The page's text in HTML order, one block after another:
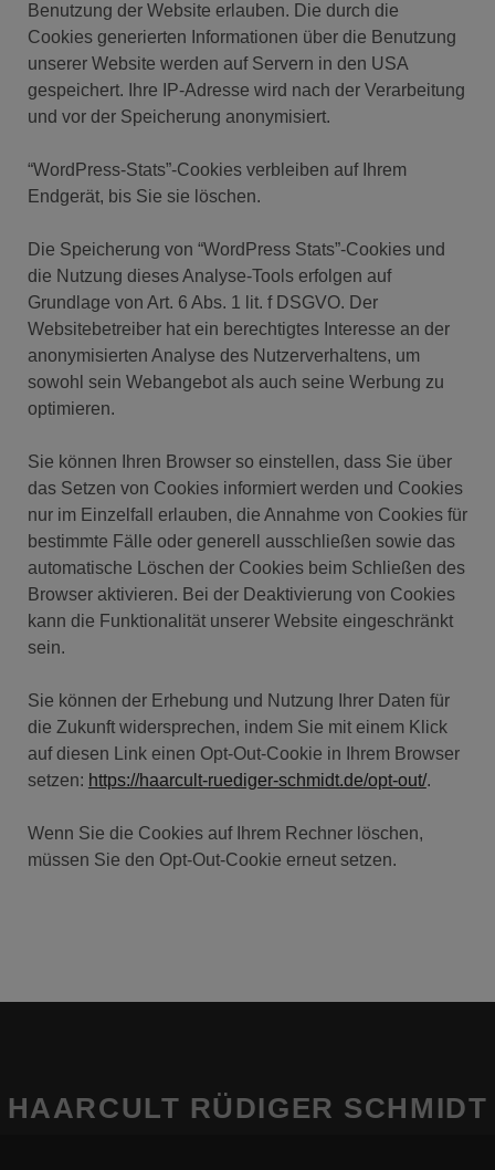
Benutzung der Website erlauben. Die durch die
Cookies generierten Informationen über die Benutzung
unserer Website werden auf Servern in den USA
gespeichert. Ihre IP-Adresse wird nach der Verarbeitung
und vor der Speicherung anonymisiert.
“WordPress-Stats”-Cookies verbleiben auf Ihrem
Endgerät, bis Sie sie löschen.
Die Speicherung von “WordPress Stats”-Cookies und
die Nutzung dieses Analyse-Tools erfolgen auf
Grundlage von Art. 6 Abs. 1 lit. f DSGVO. Der
Websitebetreiber hat ein berechtigtes Interesse an der
anonymisierten Analyse des Nutzerverhaltens, um
sowohl sein Webangebot als auch seine Werbung zu
optimieren.
Sie können Ihren Browser so einstellen, dass Sie über
das Setzen von Cookies informiert werden und Cookies
nur im Einzelfall erlauben, die Annahme von Cookies für
bestimmte Fälle oder generell ausschließen sowie das
automatische Löschen der Cookies beim Schließen des
Browser aktivieren. Bei der Deaktivierung von Cookies
kann die Funktionalität unserer Website eingeschränkt
sein.
Sie können der Erhebung und Nutzung Ihrer Daten für
die Zukunft widersprechen, indem Sie mit einem Klick
auf diesen Link einen Opt-Out-Cookie in Ihrem Browser
setzen: https://haarcult-ruediger-schmidt.de/opt-out/.
Wenn Sie die Cookies auf Ihrem Rechner löschen,
müssen Sie den Opt-Out-Cookie erneut setzen.
HAARCULT RÜDIGER SCHMIDT